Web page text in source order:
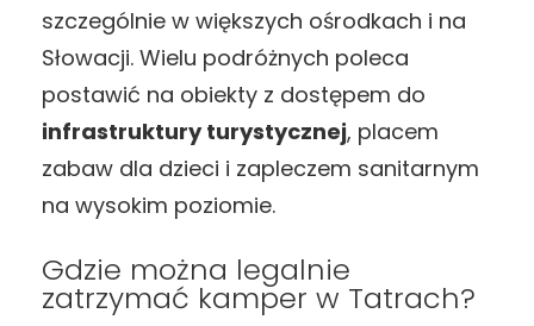
szczególnie w większych ośrodkach i na
Słowacji. Wielu podróżnych poleca
postawić na obiekty z dostępem do
infrastruktury turystycznej, placem
zabaw dla dzieci i zapleczem sanitarnym
na wysokim poziomie.
Gdzie można legalnie
zatrzymać kamper w Tatrach?